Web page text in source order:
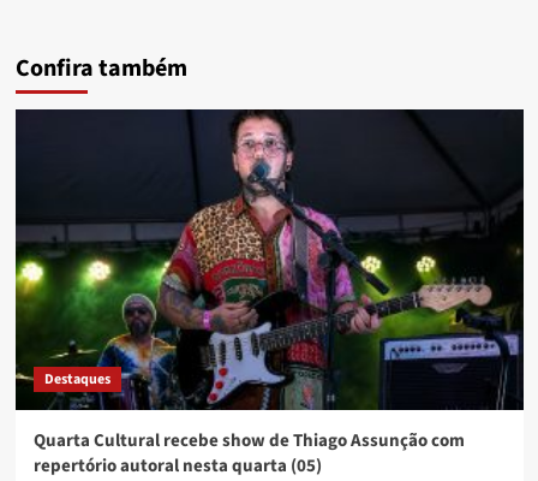
Confira também
Destaques
Quarta Cultural recebe show de Thiago Assunção com
repertório autoral nesta quarta (05)